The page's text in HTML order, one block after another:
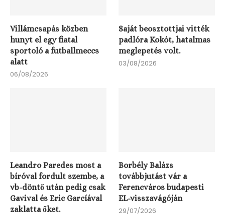
Haaland őrületes csatában győzte le Vozinhát
21/07/2026
Villámcsapás közben
hunyt el egy fiatal
sportoló a futballmeccs
alatt
06/08/2026
Saját beosztottjai vitték
padlóra Kokót, hatalmas
meglepetés volt.
03/08/2026
Leandro Paredes most a
bíróval fordult szembe, a
vb-döntő után pedig csak
Gavival és Eric Garcíával
zaklatta őket.
Borbély Balázs
továbbjutást vár a
Ferencváros budapesti
EL-visszavágóján
29/07/2026